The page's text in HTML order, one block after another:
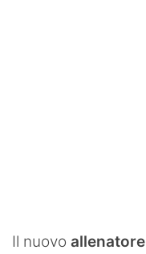
Tennis
Il nuovo allenatore